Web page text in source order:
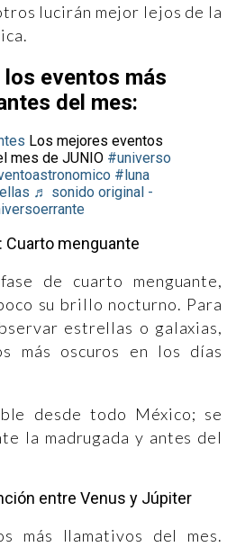
lucirán mejor lejos de la
eventos más
del mes:
Los mejores eventos
mes de JUNIO #universo
#luna
♬ sonido original -
Cuarto menguante
de cuarto menguante,
su brillo nocturno. Para
estrellas o galaxias,
más oscuros en los días
desde todo México; se
la madrugada y antes del
entre Venus y Júpiter
más llamativos del mes.